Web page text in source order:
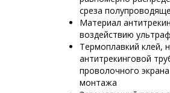
среза
Материал
воздействию
Термоплавкий клей,
антитрекинговой
проволочного
монтажа